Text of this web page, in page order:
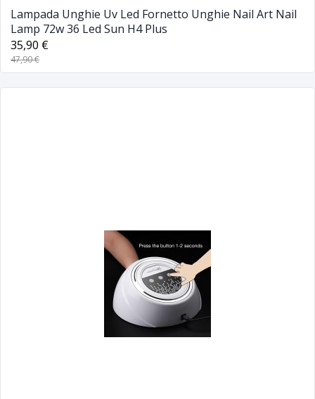
Lampada Unghie Uv Led Fornetto Unghie Nail Art Nail
Lamp 72w 36 Led Sun H4 Plus
35,90 €
47,90 €